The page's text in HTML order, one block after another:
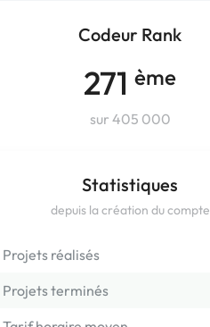
Codeur Rank
271 ème
sur 405 000
Statistiques
depuis la création du compte
Projets réalisés
Projets terminés